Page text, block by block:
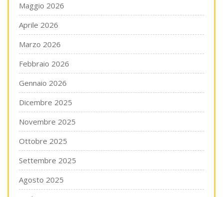
Maggio 2026
Aprile 2026
Marzo 2026
Febbraio 2026
Gennaio 2026
Dicembre 2025
Novembre 2025
Ottobre 2025
Settembre 2025
Agosto 2025